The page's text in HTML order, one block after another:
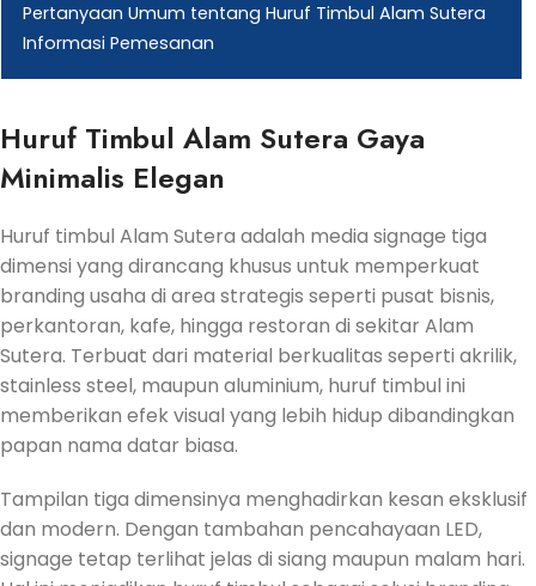
Pertanyaan Umum tentang Huruf Timbul Alam Sutera
Informasi Pemesanan
Huruf Timbul Alam Sutera Gaya
Minimalis Elegan
Huruf timbul Alam Sutera adalah media signage tiga
dimensi yang dirancang khusus untuk memperkuat
branding usaha di area strategis seperti pusat bisnis,
perkantoran, kafe, hingga restoran di sekitar Alam
Sutera. Terbuat dari material berkualitas seperti akrilik,
stainless steel, maupun aluminium, huruf timbul ini
memberikan efek visual yang lebih hidup dibandingkan
papan nama datar biasa.
Tampilan tiga dimensinya menghadirkan kesan eksklusif
dan modern. Dengan tambahan pencahayaan LED,
signage tetap terlihat jelas di siang maupun malam hari.